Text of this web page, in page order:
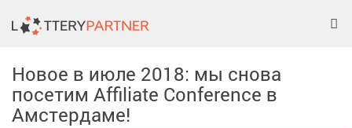
Новое в июле 2018: мы снова
посетим Affiliate Conference в
Амстердаме!